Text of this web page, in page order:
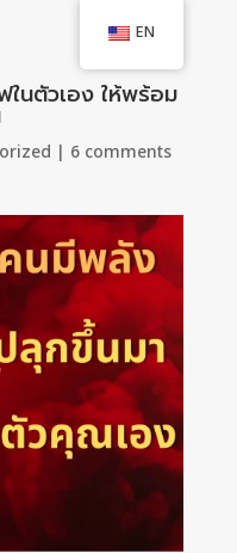
นตัวเอง ให้พร้อม
| 6 comments
EN